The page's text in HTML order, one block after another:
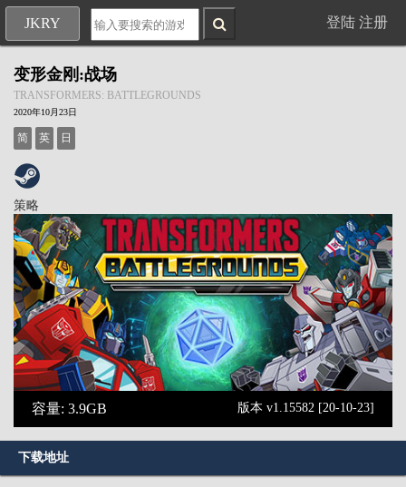
JKRY 登陆 注册
变形金刚:战场
TRANSFORMERS: BATTLEGROUNDS
2020年10月23日
简 英 日
策略
容量: 3.9GB 版本 v1.15582 [20-10-23]
下载地址